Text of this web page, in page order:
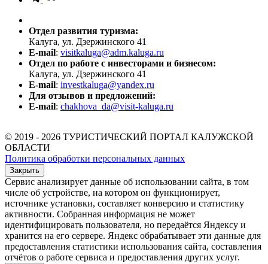
Отдел развития туризма:
Калуга, ул. Дзержинского 41
E-mail: visitkaluga@adm.kaluga.ru
Отдел по работе с инвесторами и бизнесом:
Калуга, ул. Дзержинского 41
E-mail: investkaluga@yandex.ru
Для отзывов и предложений:
E-mail: chakhova_da@visit-kaluga.ru
© 2019 - 2026 ТУРИСТИЧЕСКИЙ ПОРТАЛ КАЛУЖСКОЙ
ОБЛАСТИ
Политика обработки персональных данных
Закрыть
Сервис анализирует данные об использовании сайта, в том
числе об устройстве, на котором он функционирует,
источнике установки, составляет конверсию и статистику
активности. Собранная информация не может
идентифицировать пользователя, но передаётся Яндексу и
хранится на его сервере. Яндекс обрабатывает эти данные для
предоставления статистики использования сайта, составления
отчётов о работе сервиса и предоставления других услуг.